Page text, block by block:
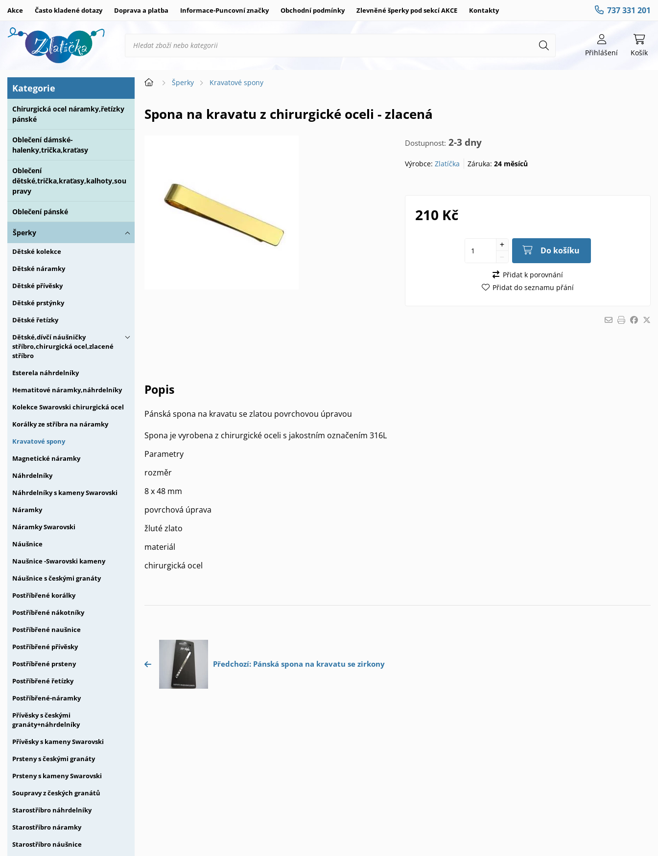
Akce Často kladené dotazy Doprava a platba Informace-Puncovní značky Obchodní podmínky Zlevněné šperky pod sekcí AKCE Kontakty 737 331 201
Přihlášení Košík
Kategorie
Chirurgická ocel náramky,řetízky
pánské
Oblečení dámské-
halenky,trička,kraťasy
Oblečení
dětské,trička,kraťasy,kalhoty,sou
pravy
Oblečení pánské
Šperky
Dětské kolekce
Dětské náramky
Dětské přívěsky
Dětské prstýnky
Dětské řetízky
Dětské,dívčí náušničky
stříbro,chirurgická ocel,zlacené
stříbro
Esterela náhrdelníky
Hematitové náramky,náhrdelníky
Kolekce Swarovski chirurgická ocel
Korálky ze stříbra na náramky
Kravatové spony
Magnetické náramky
Náhrdelníky
Náhrdelníky s kameny Swarovski
Náramky
Náramky Swarovski
Náušnice
Naušnice -Swarovski kameny
Náušnice s českými granáty
Postříbřené korálky
Postříbřené nákotníky
Postříbřené naušnice
Postříbřené přívěsky
Postříbřené prsteny
Postříbřené řetízky
Postříbřené-náramky
Přívěsky s českými
granáty+náhrdelníky
Přívěsky s kameny Swarovski
Prsteny s českými granáty
Prsteny s kameny Swarovski
Soupravy z českých granátů
Starostříbro náhrdelníky
Starostříbro náramky
Starostříbro náušnice
Šperky Kravatové spony
Spona na kravatu z chirurgické oceli - zlacená
Dostupnost: 2-3 dny
Výrobce: Zlatíčka Záruka:24 měsíců
210 Kč
Do košíku
Přidat k porovnání
Přidat do seznamu přání
Popis
Pánská spona na kravatu se zlatou povrchovou úpravou
Spona je vyrobena z chirurgické oceli s jakostním označením 316L
Parametry
rozměr
8 x 48 mm
povrchová úprava
žluté zlato
materiál
chirurgická ocel
Předchozí: Pánská spona na kravatu se zirkony